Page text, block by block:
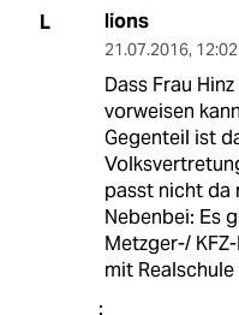
L lions
21.07.2016,
Dass Frau
vorweisen
Gegenteil ist
passt nicht da
Nebenbei: Es
Metzger-/
mit